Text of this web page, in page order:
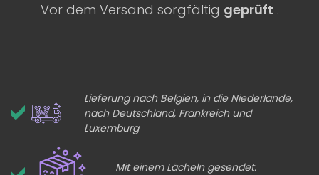
Vor dem Versand sorgfältig geprüft .
Lieferung nach Belgien, in die Niederlande,
nach Deutschland, Frankreich und
Luxemburg
Mit einem Lächeln gesendet.